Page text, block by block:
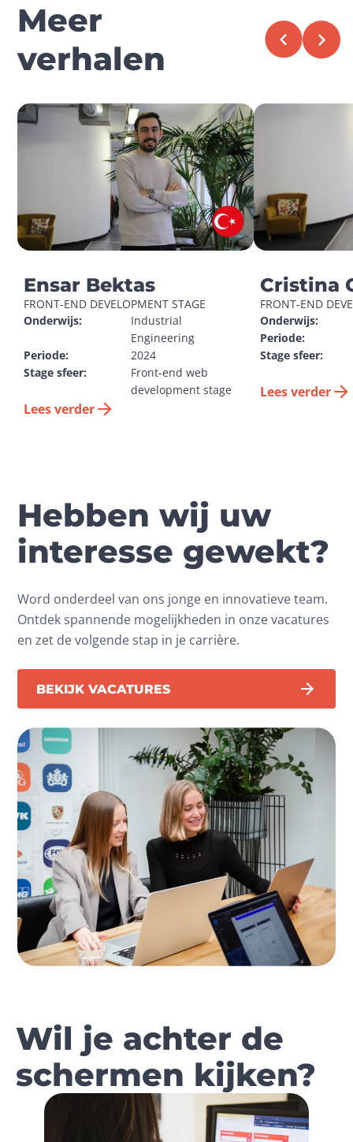
Meer
verhalen
Ensar Bektas
FRONT-END DEVELOPMENT STAGE
Onderwijs:
Industrial
Engineering
Periode:
2024
Stage sfeer:
Front-end web
development stage
Lees verder
Cristina
FRONT-END
Onderwijs:
Periode:
Stage sfeer:
Lees verder
Hebben wij uw
interesse gewekt?
Word onderdeel van ons jonge en innovatieve team.
Ontdek spannende mogelijkheden in onze vacatures
en zet de volgende stap in je carrière.
BEKIJK VACATURES
Wil je achter de
schermen kijken?